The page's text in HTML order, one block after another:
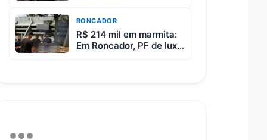
Luiziana
RONCADOR
R$ 214 mil em marmita:
Em Roncador, PF de luxo